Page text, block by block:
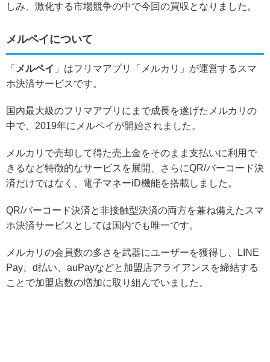
しみ、激化する市場競争の中で今回の買収となりました。
メルペイについて
「 メルペイ 」はフリマアプリ「メルカリ」が運営するスマ
ホ決済サービスです。
国内最大級のフリマアプリにまで成長を遂げたメルカリの
中で、2019年にメルペイが開始されました。
メルカリで売却して得た売上金をそのまま支払いに利用で
きるなど特徴的なサービスを展開、さらにQR/バーコード決
済だけではなく、電子マネーiD機能を搭載しました。
QR/バーコード決済と非接触型決済の両方を兼ね備えたスマ
ホ決済サービスとしては国内でも唯一です。
メルカリの会員数の多さを武器にユーザーを獲得し、LINE
Pay、d払い、auPayなどと加盟店アライアンスを締結する
ことで加盟店数の増加に取り組んでいました。